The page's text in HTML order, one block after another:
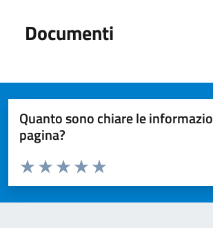
Documenti
Quanto sono chiare le
pagina?
Valuta da 1 a 5 stelle la pagina
Valuta 5 stelle su 5
Valuta 4 stelle su 5
Valuta 3 stelle su 5
Valuta 2 stelle su 5
Valuta 1 stelle su 5